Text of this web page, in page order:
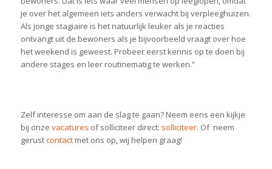
je over het algemeen iets anders verwacht bij verpleeghuizen.
Als jonge stagiaire is het natuurlijk leuker als je reacties
ontvangt uit de bewoners als je bijvoorbeeld vraagt over hoe
het weekend is geweest. Probeer eerst kennis op te doen bij
andere stages en leer routinematig te werken.”
Zelf interesse om aan de slag te gaan? Neem eens een kijkje
bij onze vacatures of solliciteer direct: solliciteer. Of neem
gerustcontactmet ons op, wij helpen graag!